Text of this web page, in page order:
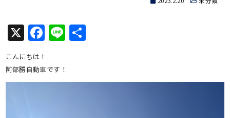
X Facebook
Line共
こんにちは！
阿部勝自動車です！